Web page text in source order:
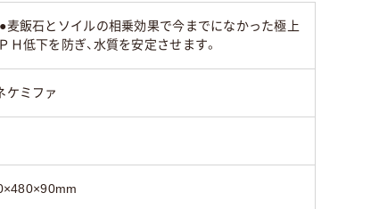
麦飯石とソイルの相乗効果で今までになかった極上
低下を防ぎ、水質を安定させます。
ケミファ